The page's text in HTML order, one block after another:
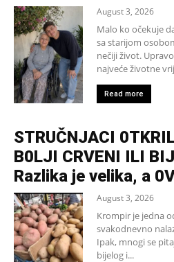
August 3, 2026
Malo ko očekuje
sa starijom
nečiji život.
najveće životne
Read more
STRUČNJACI
B0LJI CRVENI ILI
Razlika je velika, a
August 3, 2026
Krompir je jedna
svakodnevno
Ipak, mnogi se
bijelog i...